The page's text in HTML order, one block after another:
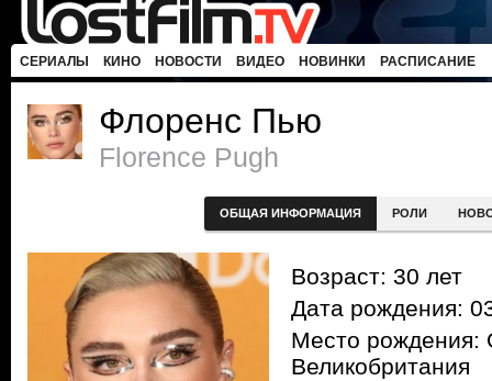
СЕРИАЛЫ КИНО НОВОСТИ ВИДЕО НОВИНКИ РАСПИСАНИЕ
Флоренс Пью
Florence Pugh
ОБЩАЯ ИНФОРМАЦИЯ РОЛИ
Возраст: 30 лет
Дата рождения:
Место рождения:
Великобритания